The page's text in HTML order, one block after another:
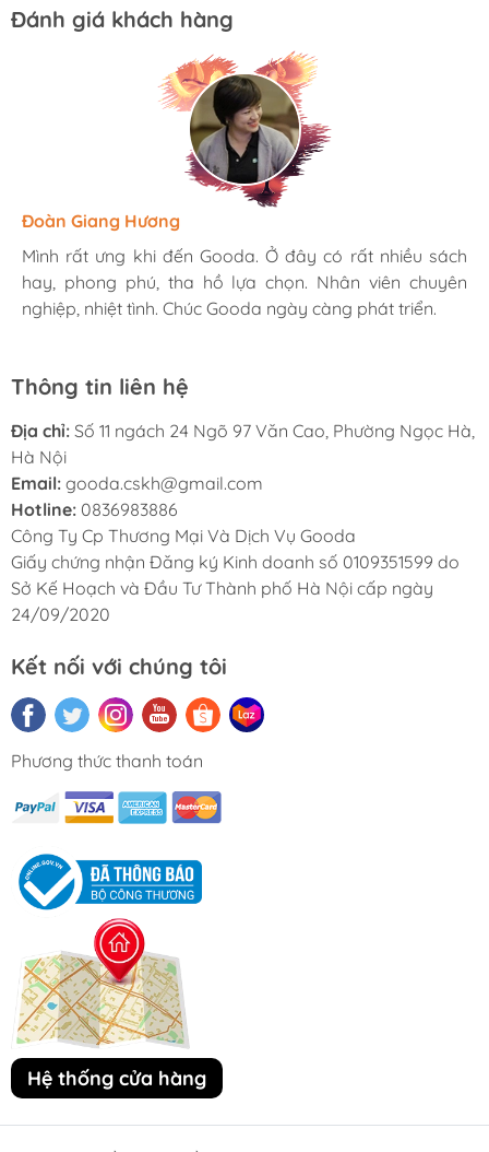
Đánh giá khách hàng
Hương Suri
Mình rất ưng khi đến Gooda. Ở đây có rất nhiều sách
hay, phong phú, tha hồ lựa chọn. Nhân viên chuyên
nghiệp, nhiệt tình. Chúc Gooda ngày càng phát triển.
Đoàn Giang Hương
Mình rất ưng khi đến Gooda. Ở đây có rất nhiều sách
hay, phong phú, tha hồ lựa chọn. Nhân viên chuyên
nghiệp, nhiệt tình. Chúc Gooda ngày càng phát triển.
Ngọc Anh
Mình rất ưng khi đến Gooda. Ở đây có rất nhiều sách
hay, phong phú, tha hồ lựa chọn. Nhân viên chuyên
nghiệp, nhiệt tình. Chúc Gooda ngày càng phát triển.
Thông tin liên hệ
Địa chỉ: Số 11 ngách 24 Ngõ 97 Văn Cao, Phường Ngọc Hà,
Hà Nội
Email: gooda.cskh@gmail.com
Hotline: 0836983886
Công Ty Cp Thương Mại Và Dịch Vụ Gooda
Giấy chứng nhận Đăng ký Kinh doanh số 0109351599 do
Sở Kế Hoạch và Đầu Tư Thành phố Hà Nội cấp ngày
24/09/2020
Kết nối với chúng tôi
Phương thức thanh toán
Hệ thống cửa hàng